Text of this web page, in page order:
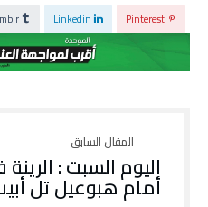
Pinterest
Linkedin
اليوم السبت :
أمام هبوعيل تل